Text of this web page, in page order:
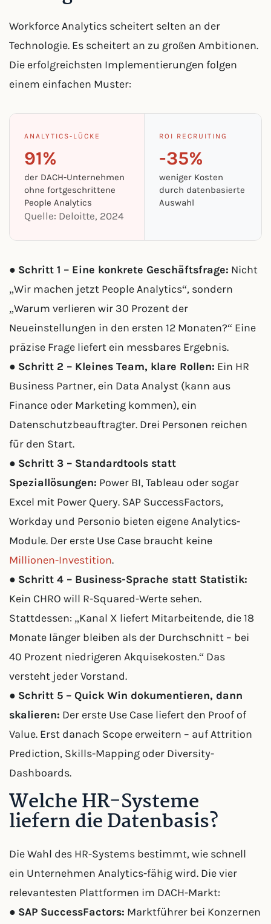
Workforce Analytics scheitert selten an der
Technologie. Es scheitert an zu großen Ambitionen.
Die erfolgreichsten Implementierungen folgen
einem einfachen Muster:
ANALYTICS-LÜCKE
91%
der DACH-Unternehmen
ohne fortgeschrittene
People Analytics
Quelle: Deloitte, 2024
ROI RECRUITING
-35%
weniger Kosten
durch datenbasierte
Auswahl
● Schritt 1 – Eine konkrete Geschäftsfrage: Nicht
„Wir machen jetzt People Analytics“, sondern
„Warum verlieren wir 30 Prozent der
Neueinstellungen in den ersten 12 Monaten?“ Eine
präzise Frage liefert ein messbares Ergebnis.
● Schritt 2 – Kleines Team, klare Rollen: Ein HR
Business Partner, ein Data Analyst (kann aus
Finance oder Marketing kommen), ein
Datenschutzbeauftragter. Drei Personen reichen
für den Start.
● Schritt 3 – Standardtools statt
Speziallösungen: Power BI, Tableau oder sogar
Excel mit Power Query. SAP SuccessFactors,
Workday und Personio bieten eigene Analytics-
Module. Der erste Use Case braucht keine
Millionen-Investition.
● Schritt 4 – Business-Sprache statt Statistik:
Kein CHRO will R-Squared-Werte sehen.
Stattdessen: „Kanal X liefert Mitarbeitende, die 18
Monate länger bleiben als der Durchschnitt – bei
40 Prozent niedrigeren Akquisekosten.“ Das
versteht jeder Vorstand.
● Schritt 5 – Quick Win dokumentieren, dann
skalieren: Der erste Use Case liefert den Proof of
Value. Erst danach Scope erweitern – auf Attrition
Prediction, Skills-Mapping oder Diversity-
Dashboards.
Welche HR-Systeme
liefern die Datenbasis?
Die Wahl des HR-Systems bestimmt, wie schnell
ein Unternehmen Analytics-fähig wird. Die vier
relevantesten Plattformen im DACH-Markt:
● SAP SuccessFactors: Marktführer bei Konzernen